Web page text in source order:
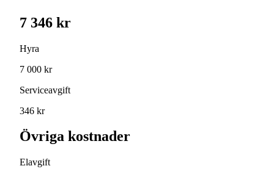
7 346 kr
Hyra
7 000 kr
Serviceavgift
346 kr
Övriga kostnader
Elavgift